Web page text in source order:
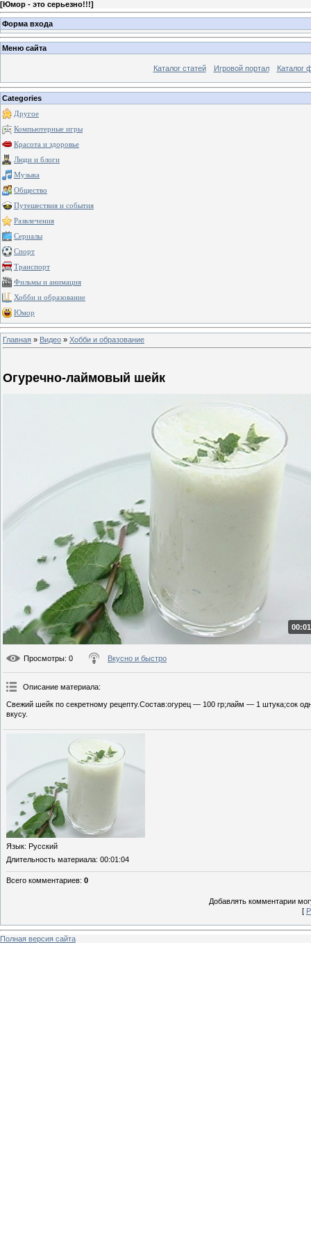
[Юмор - это серьезно!!!]
Форма входа
Меню сайта
Каталог статей Игровой портал Каталог
Categories
Другое
Компьютерные игры
Красота и здоровье
Люди и блоги
Музыка
Общество
Путешествия и события
Развлечения
Сериалы
Спорт
Транспорт
Фильмы и анимация
Хобби и образование
Юмор
Главная » Видео » Хобби и образование
Огуречно-лаймовый шейк
Просмотры: 0 Вкусно и быстро
Описание материала:
Свежий шейк по секретному рецепту.Состав:огурец — 100 гр;лайм — 1 штука;сок
вкусу.
Язык: Русский
Длительность материала: 00:01:04
Всего комментариев: 0
Добавлять комментарии
[
Полная версия сайта